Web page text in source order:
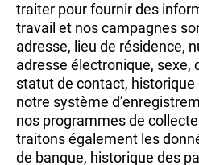
traiter pour fournir des
travail et nos campagnes
adresse, lieu de résidence,
adresse électronique, sexe,
statut de contact,
notre système
nos programmes de
traitons également les
de banque, historique des